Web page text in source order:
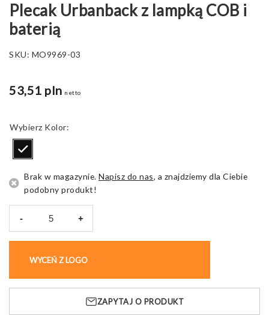
Plecak Urbanback z lampką COB i
baterią
SKU: MO9969-03
53,51 pln netto
Kolor
Brak w magazynie. Napisz do nas, a znajdziemy dla Ciebie
podobny produkt!
-
lampką
COB
baterią
+
WYCEŃ Z LOGO
ZAPYTAJ O PRODUKT